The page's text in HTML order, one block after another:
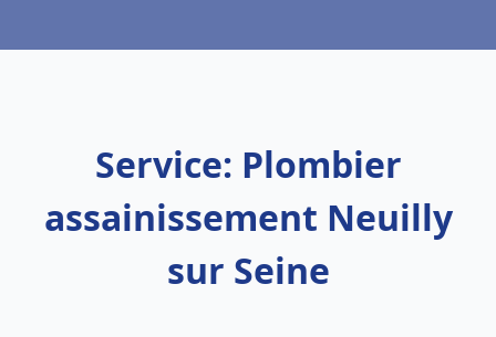
Service: Plombier
assainissement Neuilly
sur Seine